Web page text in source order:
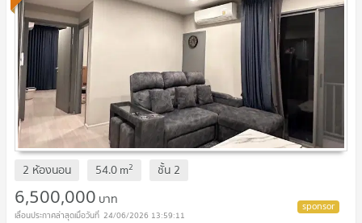
2 ห้องนอน 54.0m2 ชั้น 2
6,500,000 บาท
24/06/2026 13:59:11